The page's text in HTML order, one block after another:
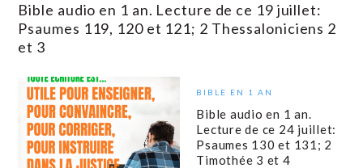
Bible audio en 1 an. Lecture de ce 19 juillet:
Psaumes 119, 120 et 121; 2 Thessaloniciens 2
et 3
BIBLE EN 1 AN
Bible audio en 1 an.
Lecture de ce 24 juillet:
Psaumes 130 et 131; 2
Timothée 3 et 4